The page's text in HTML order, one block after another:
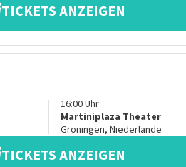
TICKETS ANZEIGEN
16:00Uhr
Martiniplaza Theater
Groningen, Niederlande
TICKETS ANZEIGEN